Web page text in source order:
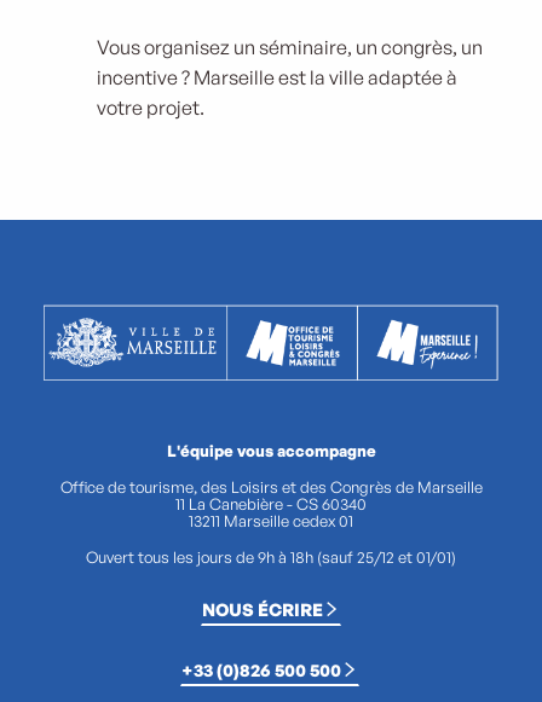
Vous organisez un séminaire, un congrès, un
incentive ? Marseille est la ville adaptée à
votre projet.
L'équipe vous accompagne
Office de tourisme, des Loisirs et des Congrès de Marseille
11 La Canebière - CS 60340
13211 Marseille cedex 01
Ouvert tous les jours de 9h à 18h (sauf 25/12 et 01/01)
NOUS ÉCRIRE
+33 (0)826 500 500